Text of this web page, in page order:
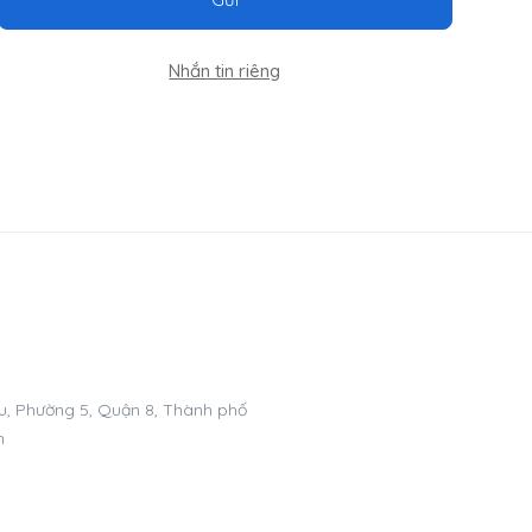
Nhắn tin riêng
Phường 5, Quận 8, Thành phố